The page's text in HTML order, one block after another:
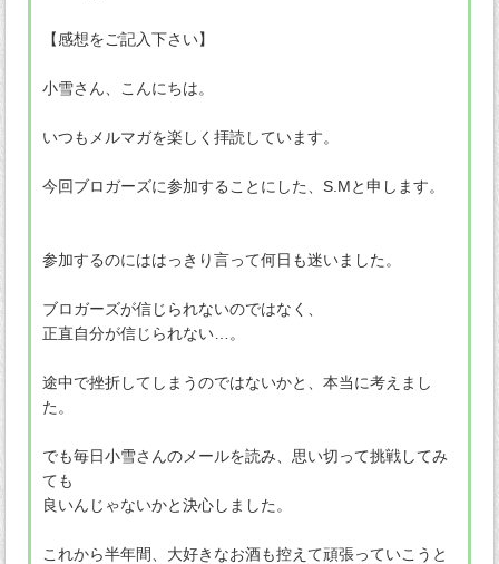
【感想をご記入下さい】
小雪さん、こんにちは。
いつもメルマガを楽しく拝読しています。
今回ブロガーズに参加することにした、S.Mと申します。
参加するのにははっきり言って何日も迷いました。
ブロガーズが信じられないのではなく、
正直自分が信じられない…。
途中で挫折してしまうのではないかと、本当に考えまし
た。
でも毎日小雪さんのメールを読み、思い切って挑戦してみ
ても
良いんじゃないかと決心しました。
これから半年間、大好きなお酒も控えて頑張っていこうと